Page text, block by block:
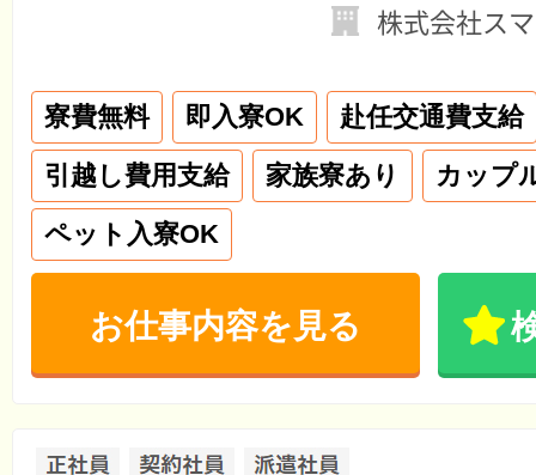
株式会社ス
寮費無料 即入寮OK
赴任交通費支給
引越し費用支給
家族寮あり
カップ
ペット入寮OK
お仕事内容を見る